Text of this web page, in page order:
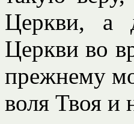
Церкви, а
Церкви во
прежнему
воля Твоя и